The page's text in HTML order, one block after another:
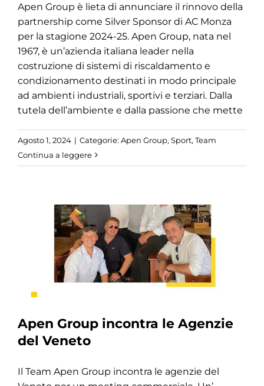
Apen Group è lieta di annunciare il rinnovo della
partnership come Silver Sponsor di AC Monza
per la stagione 2024-25. Apen Group, nata nel
1967, è un’azienda italiana leader nella
costruzione di sistemi di riscaldamento e
condizionamento destinati in modo principale
ad ambienti industriali, sportivi e terziari. Dalla
tutela dell’ambiente e dalla passione che mette
Agosto 1, 2024 | Categorie: Apen Group, Sport, Team
Continua a leggere
Apen Group incontra le Agenzie
del Veneto
Il Team Apen Group incontra le agenzie del